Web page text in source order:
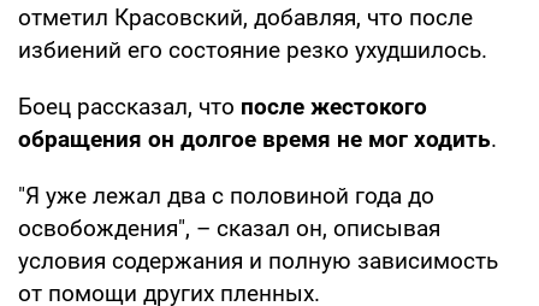
отметил Красовский, добавляя, что после
избиений его состояние резко ухудшилось.
Боец рассказал, что после жестокого
обращения он долгое время не мог ходить.
"Я уже лежал два с половиной года до
освобождения", – сказал он, описывая
условия содержания и полную зависимость
от помощи других пленных.